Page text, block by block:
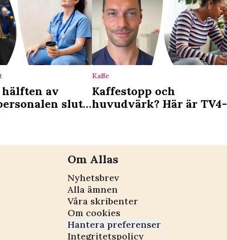
av
sluta:
Kaffe
Kaffestopp och
huvudvärk? Här är TV4-
Om Allas
Nyhetsbrev
Alla ämnen
Våra skribenter
Om cookies
Hantera preferenser
Integritetspolicy